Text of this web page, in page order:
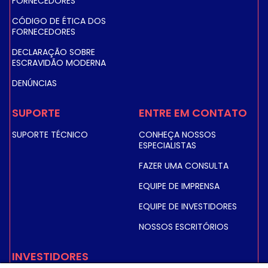
Baseado na plataforma de última geração Airbus
Eurostar Neo, o satélite foi lançado em 2024.
CÓDIGO DE ÉTICA DOS
FORNECEDORES
DECLARAÇÃO SOBRE
ESCRAVIDÃO MODERNA
DENÚNCIAS
SUPORTE
SUPORTE TÉCNICO
ENTRE EM CONTATO
CONHEÇA NOSSOS
ESPECIALISTAS
FAZER UMA CONSULTA
EQUIPE DE IMPRENSA
EQUIPE DE INVESTIDORES
NOSSOS ESCRITÓRIOS
INVESTIDORES